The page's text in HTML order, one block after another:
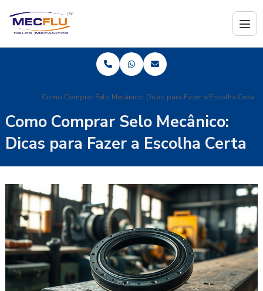
Como Comprar Selo Mecânico: Dicas para Fazer a Escolha Certa
Como Comprar Selo Mecânico:
Dicas para Fazer a Escolha Certa